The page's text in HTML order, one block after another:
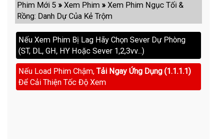
Phim Mới 5 »Xem Phim »Xem Phim Ngục Tối &
Rồng: Danh Dự Của Kẻ Trộm
Nếu Xem Phim Bị Lag Hãy Chọn Sever Dự Phòng
(ST, DL, GH, HY Hoặc Sever 1,2,3vv...)
Nếu Load Phim Chậm, Tải Ngay Ứng Dụng (1.1.1.1)
Để Cải Thiện Tốc Độ Xem